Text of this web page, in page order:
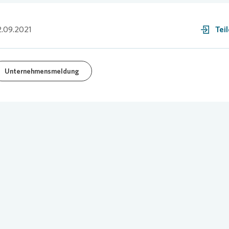
Unternehmensmeldung